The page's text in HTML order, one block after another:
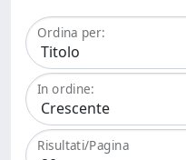
Ordina per:
In ordine:
Risultati/Pagina